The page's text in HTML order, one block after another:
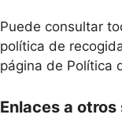
Puede consultar
política de
página de Política
Enlaces a